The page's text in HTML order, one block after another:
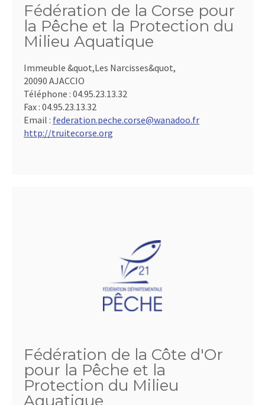
Fédération de la Corse pour
la Pêche et la Protection du
Milieu Aquatique
Immeuble &quot,Les Narcisses&quot,
20090 AJACCIO
Téléphone : 04.95.23.13.32
Fax : 04.95.23.13.32
Email : federation.peche.corse@wanadoo.fr
http://truitecorse.org
Fédération de la Côte d'Or
pour la Pêche et la
Protection du Milieu
Aquatique